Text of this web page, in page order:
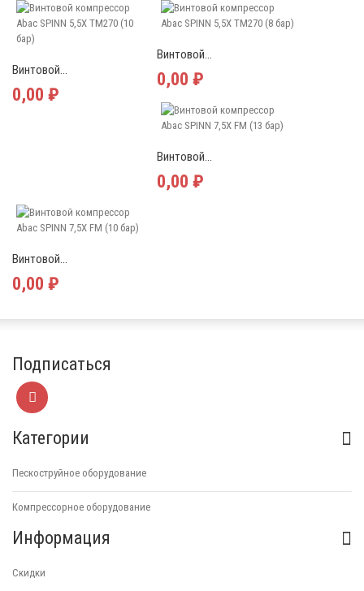
Винтовой...
0,00 ₽
Винтовой...
0,00 ₽
Винтовой...
0,00 ₽
Винтовой...
0,00 ₽
Подписаться
Категории
Пескоструйное оборудование
Компрессорное оборудование
Информация
Скидки